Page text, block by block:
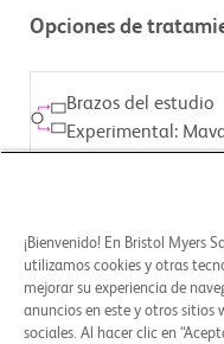
          - Diagnóstico de HCM
- Presencia de obstrucción
tract, LVOT) - Presencia de
con la disfunción
sarcómera - Evidencia de LVEF <50 % en los 6 meses
anteriores - Aumento planificado de la terapia para la HCM o
próxima intervención (p.
aumento de la dosis del medicamento para la HCM)
Opciones de
Brazos del estudio
Experimental:
Brazos del estudio
Experimental:
¡Bienvenido! En Bristol Myers
utilizamos cookies y otras
mejorar su experiencia de
anuncios en este y otros sitios
sociales. Al hacer clic en